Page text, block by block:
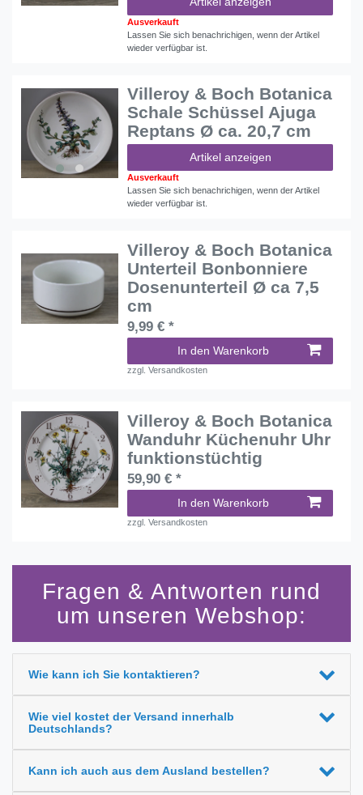
Ausverkauft
Lassen Sie sich benachrichigen, wenn der Artikel
wieder verfügbar ist.
Villeroy & Boch Botanica
Schale Schüssel Ajuga
Reptans Ø ca. 20,7 cm
Artikel anzeigen
Ausverkauft
Lassen Sie sich benachrichigen, wenn der Artikel
wieder verfügbar ist.
Villeroy & Boch Botanica
Unterteil Bonbonniere
Dosenunterteil Ø ca 7,5
cm
9,99 € *
In den Warenkorb
zzgl.Versandkosten
Villeroy & Boch Botanica
Wanduhr Küchenuhr Uhr
funktionstüchtig
59,90 € *
In den Warenkorb
zzgl.Versandkosten
Fragen & Antworten rund
um unseren Webshop:
Wie kann ich Sie kontaktieren?
Wie viel kostet der Versand innerhalb
Deutschlands?
Kann ich auch aus dem Ausland bestellen?